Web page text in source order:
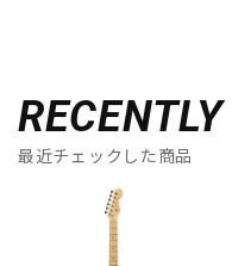
最近チェックした商品